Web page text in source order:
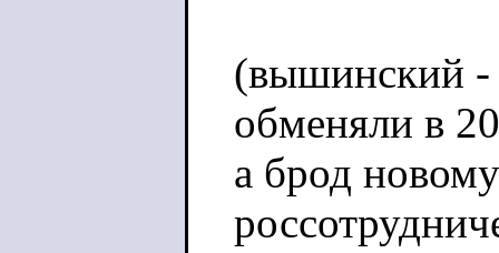
(вышинский -
обменяли в
а брод